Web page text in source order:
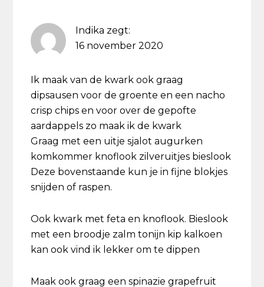
Indika zegt:
16 november 2020
Ik maak van de kwark ook graag
dipsausen voor de groente en een nacho
crisp chips en voor over de gepofte
aardappels zo maak ik de kwark
Graag met een uitje sjalot augurken
komkommer knoflook zilveruitjes bieslook
Deze bovenstaande kun je in fijne blokjes
snijden of raspen.
Ook kwark met feta en knoflook. Bieslook
met een broodje zalm tonijn kip kalkoen
kan ook vind ik lekker om te dippen
Maak ook graag een spinazie grapefruit